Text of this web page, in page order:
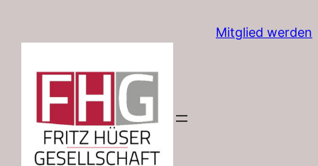
Mitglied werden